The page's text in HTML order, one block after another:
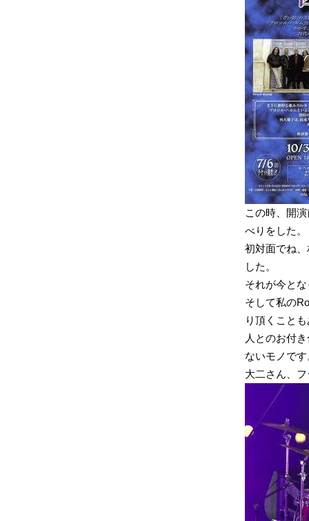
この時、開
べりをした。
初対面でね
した。
それが今と
そして私の
り頂くこと
人とのお付
ないモノです
大二さん、